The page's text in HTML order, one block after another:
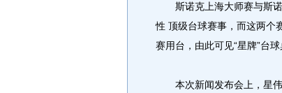
斯诺克上海大师赛与斯诺
性 顶级台球赛事，而这两个
赛用台，由此可见“星牌”台
本次新闻发布会上，星伟